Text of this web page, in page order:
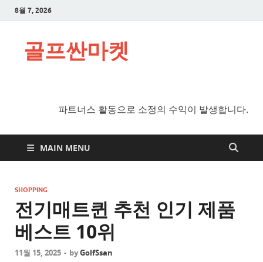
8월 7, 2026
골프싼마켓
파트너스 활동으로 소정의 수익이 발생합니다.
MAIN MENU
SHOPPING
전기매트퀸 추천 인기 제품
베스트 10위
11월 15, 2025 - byGolfSsan